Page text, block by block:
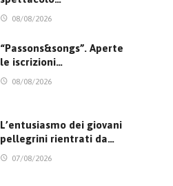
08/08/2026
“Passons&songs”. Aperte
le iscrizioni…
08/08/2026
L’entusiasmo dei giovani
pellegrini rientrati da…
07/08/2026